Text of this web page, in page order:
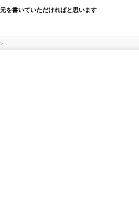
を書いていただければと思います